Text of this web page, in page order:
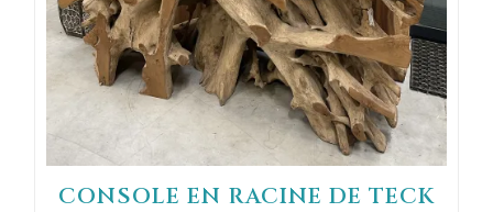
CONSOLE EN RACINE DE TECK